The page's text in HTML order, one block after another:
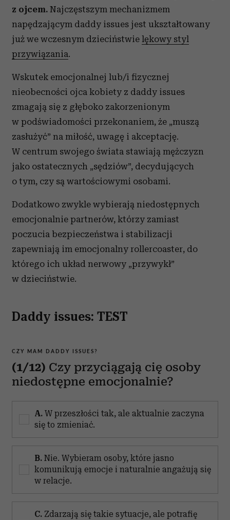
z ojcem. Najczęstszym mechanizmem
napędzającym daddy issues jest ukształtowany
już we wczesnym dzieciństwie lękowy styl
przywiązania.
Wskutek emocjonalnej lub/i fizycznej
nieobecności ojca kobiety z daddy issues
zmagają się z głęboko zakorzenionym
w podświadomości przekonaniem, że „muszą
zasłużyć” na miłość, uwagę i akceptację.
W centrum swojego świata stawiają mężczyzn
jako ostatecznych „sędziów”, decydujących
o tym, czy są wartościowymi osobami.
Dodatkowo zwykle wybierają niedostępnych
emocjonalnie partnerów, którzy zamiast
poczucia bezpieczeństwa i stabilizacji
zapewniają im emocjonalny rollercoaster, do
którego ich układ nerwowy „przywykł”
w dzieciństwie.
Daddy issues: TEST
CZY MAM DADDY ISSUES?
(1/12) Czy przyciągają cię osoby
niedostępne emocjonalnie?
A. W przeszłości tak, ale aktualnie zaczyna
się to zmieniać.
B. Nie. Wybieram osoby, które jasno
komunikują emocje i naturalnie angażują się
w relacje.
C. Zdarzają się takie sytuacje, ale potrafię